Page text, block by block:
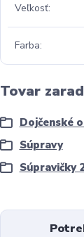
Veľkosť
Farba
Tovar
Dojčenské
Súpravy
Súpravičky